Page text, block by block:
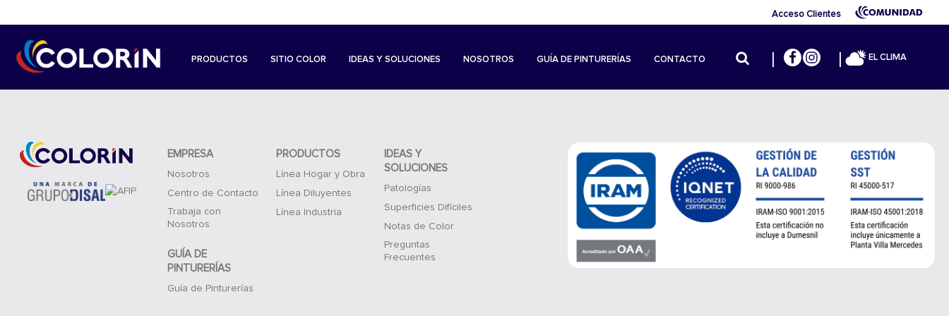
Acceso Clientes
PRODUCTOS SITIO COLOR IDEAS Y SOLUCIONES NOSOTROS GUÍA DE PINTURERÍAS CONTACTO EL CLIMA
EMPRESA
Nosotros
Centro de Contacto
Trabaja con
Nosotros
GUÍA DE
PINTURERÍAS
Guía de Pinturerías
PRODUCTOS
Línea Hogar y Obra
Línea Diluyentes
Línea Industria
IDEAS Y
SOLUCIONES
Patologías
Superficies Difíciles
Notas de Color
Preguntas
Frecuentes